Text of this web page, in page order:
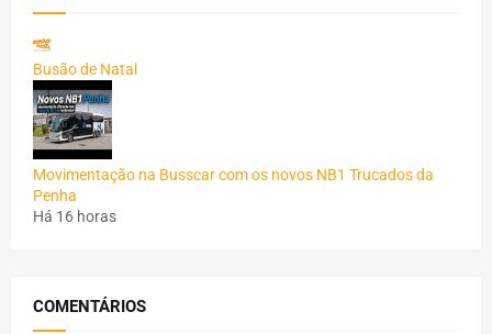
Busão de Natal
Movimentação na Busscar com os novos NB1 Trucados da
Penha
Há 16 horas
COMENTÁRIOS